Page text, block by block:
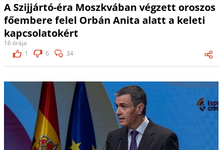
A Szijjártó-éra Moszkvában végzett oroszos
főembere felel Orbán Anita alatt a keleti
kapcsolatokért
16 órája
1
6 34